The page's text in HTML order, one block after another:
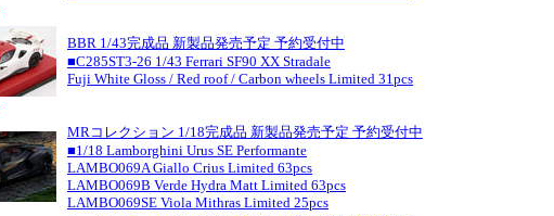
BBR 1/43完成品 新製品発売予定 予約受付中
■C285ST3-26 1/43 Ferrari SF90 XX Stradale
Fuji White Gloss / Red roof / Carbon wheels Limited 31pcs
MRコレクション 1/18完成品 新製品発売予定 予約受付中
■1/18 Lamborghini Urus SE Performante
LAMBO069A Giallo Crius Limited 63pcs
LAMBO069B Verde Hydra Matt Limited 63pcs
LAMBO069SE Viola Mithras Limited 25pcs